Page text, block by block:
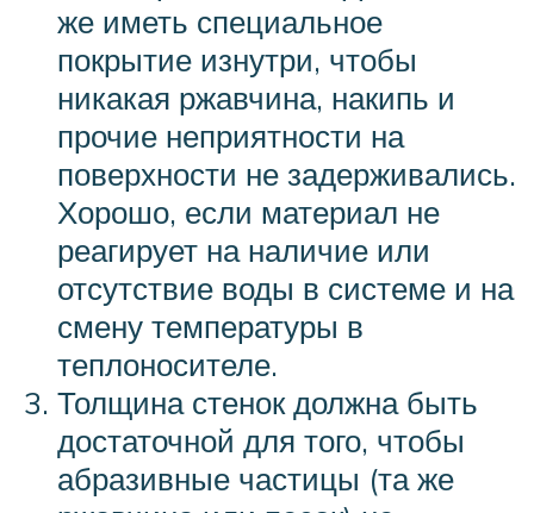
же иметь специальное
покрытие изнутри, чтобы
никакая ржавчина, накипь и
прочие неприятности на
поверхности не задерживались.
Хорошо, если материал не
реагирует на наличие или
отсутствие воды в системе и на
смену температуры в
теплоносителе.
Толщина стенок должна быть
достаточной для того, чтобы
абразивные частицы (та же